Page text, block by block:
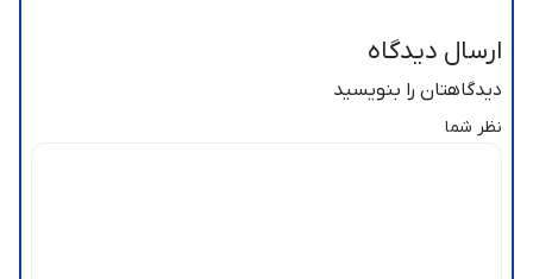
ارسال دیدگاه
دیدگاهتان را بنویسید
نظر شما